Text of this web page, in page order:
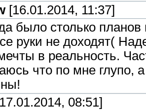
[16.01.2014, 11:37]
было столько
руки не доходят(
в реальность.
что по мне глупо,
08:51]